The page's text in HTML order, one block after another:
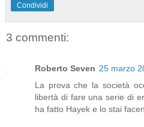
Condividi
3 commenti:
Roberto Seven 25 marzo
La prova che la società
libertà di fare una serie di
ha fatto Hayek e lo stai